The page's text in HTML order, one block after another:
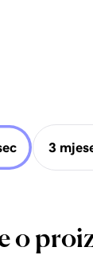
3
o